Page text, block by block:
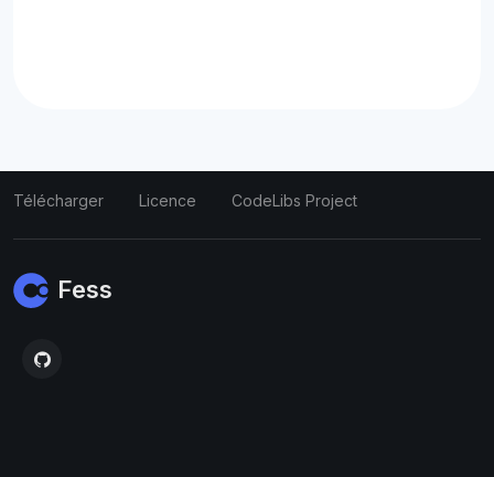
Télécharger Licence CodeLibs Project
Fess